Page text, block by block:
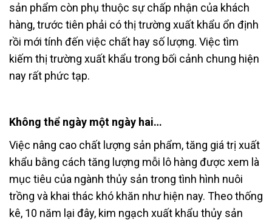
sản phẩm còn phụ thuộc sự chấp nhận của khách
hàng, trước tiên phải có thị trường xuất khẩu ổn định
rồi mới tính đến việc chất hay số lượng. Việc tìm
kiếm thị trường xuất khẩu trong bối cảnh chung hiện
nay rất phức tạp.
Không thể ngày một ngày hai…
Việc nâng cao chất lượng sản phẩm, tăng giá trị xuất
khẩu bằng cách tăng lượng mỗi lô hàng được xem là
mục tiêu của ngành thủy sản trong tình hình nuôi
trồng và khai thác khó khăn như hiện nay. Theo thống
kê, 10 năm lại đây, kim ngạch xuất khẩu thủy sản